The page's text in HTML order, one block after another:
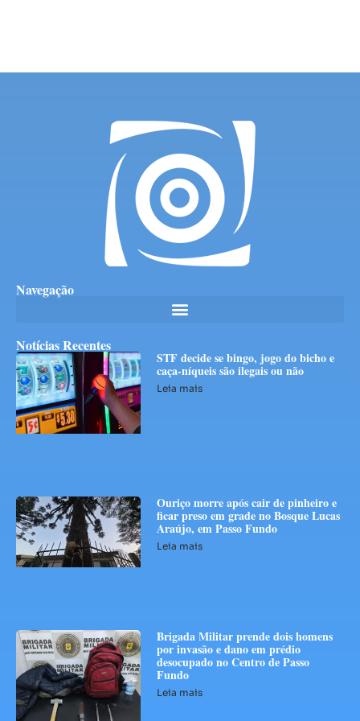
Navegação
Notícias Recentes
STF decide se bingo, jogo do bicho e
caça-níqueis são ilegais ou não
Leia mais
Ouriço morre após cair de pinheiro e
ficar preso em grade no Bosque Lucas
Araújo, em Passo Fundo
Leia mais
Brigada Militar prende dois homens
por invasão e dano em prédio
desocupado no Centro de Passo
Fundo
Leia mais